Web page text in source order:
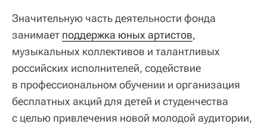
Значительную часть деятельности фонда
занимает поддержка юных артистов,
музыкальных коллективов и талантливых
российских исполнителей, содействие
в профессиональном обучении и организация
бесплатных акций для детей и студенчества
с целью привлечения новой молодой аудитории,